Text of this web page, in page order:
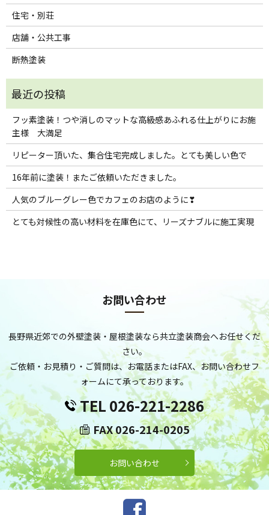
住宅・別荘
店舗・公共工事
断熱塗装
フッ素塗装！つや消しのマットな高級感あふれる仕上がりにお施
主様 大満足
リピーター頂いた、集合住宅完成しました。とても美しい色で
16年前に塗装！またご依頼いただきました。
人気のブルーグレー色でカフェのお店のように❣
とても対候性の高い材料を在庫色にて、リーズナブルに施工実現
お問い合わせ
長野県近郊での外壁塗装・屋根塗装なら共立塗装商会へお任せくだ
さい。
ご依頼・お見積り・ご質問は、お電話またはFAX、お問い合わせフ
ォームにて承っております。
TEL 026-221-2286
FAX 026-214-0205
お問い合わせ